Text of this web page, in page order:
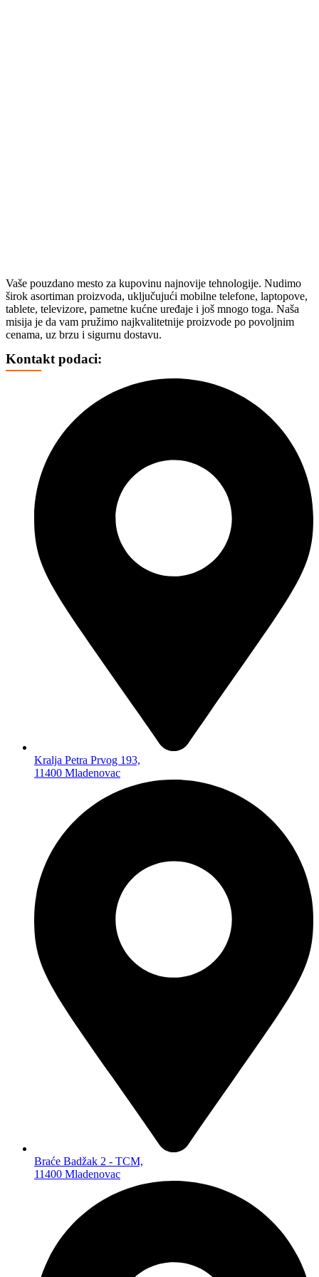
OPREMA ZA TABLETE
ELEKTRIČNA VOZILA
TROTINETI
FOTO, DRONOVI I OPREMA
KUTIJE I KESICE
KONZOLE
DŽOJSTICI
ČITAČI MEMO KARTICA
FLEŠEVI USB
FLEŠEVI ZA MOBILNE
TELEFONE
SPOLJNI HARD
AUTO PROGRAM
AUTO PLEJERI
AUTO ZVUČNICI
AUTO KAMERE
TELEVIZORI I OPREMA
TELEVIZORI
SET TOP BOKSEVI –
ANDROID TV ADAPTERI
DALJINSKI UPRAVLJAČI
ANTENE
ZA SLUŠNE APARATE
ZA FIKSNE TELEFONE
POWERBANKOVI
PUNJAČI BATERIJA
KUĆNA RASVETA
LAMPE
REFLEKTORI
SIJALICE
BATERISKE LAMPE
PEGLE
Vaše pouzdano mesto za kupovinu najnovije tehnologije. Nudimo
širok asortiman proizvoda, uključujući mobilne telefone, laptopove,
tablete, televizore, pametne kućne uređaje i još mnogo toga. Naša
misija je da vam pružimo najkvalitetnije proizvode po povoljnim
cenama, uz brzu i sigurnu dostavu.
Kontakt podaci:
Kralja Petra Prvog 193,
11400 Mladenovac
Braće Badžak 2 - TCM,
11400 Mladenovac